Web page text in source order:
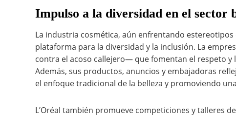
Impulso a la diversidad en el sector
La industria cosmética, aún enfrentando estereotipos
plataforma para la diversidad y la inclusión. La
contra el acoso callejero— que fomentan el respeto y
Además, sus productos, anuncios y embajadoras
el enfoque tradicional de la belleza y promoviendo
L’Oréal también promueve competiciones y talleres